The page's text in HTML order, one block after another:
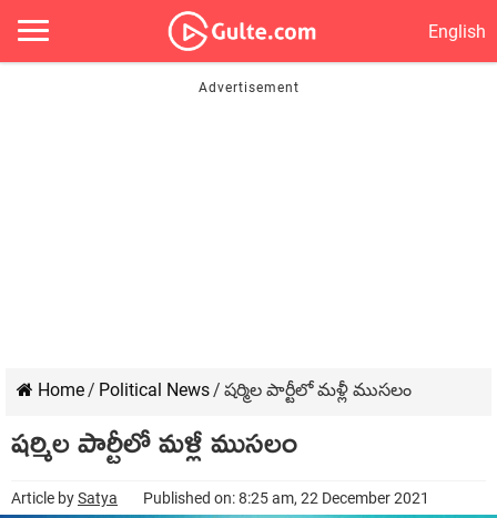
English
Home/ Political News/ ష‌ర్మిల పార్టీలో మ‌ళ్లీ ముస‌లం
ష‌ర్మిల పార్టీలో మ‌ళ్లీ ముస‌లం
Article bySatya Published on: 8:25 am, 22 December 2021